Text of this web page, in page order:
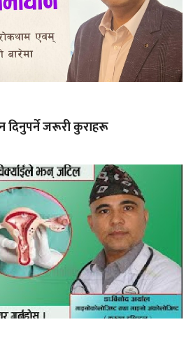
दिनुपर्ने जरूरी कुराहरू